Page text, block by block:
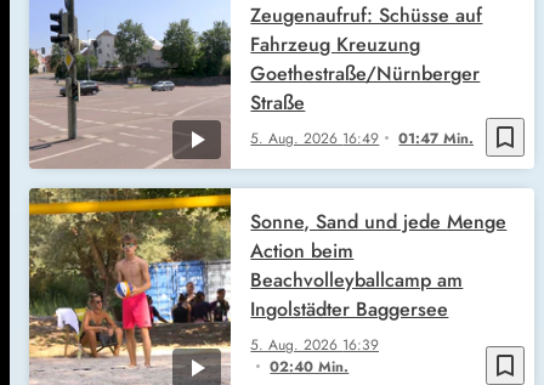
bookmark_border
5. Aug. 2026 16:49 01:47 Min.
Zeugenaufruf: Schüsse auf
Fahrzeug Kreuzung
Goethestraße/Nürnberger
Straße
bookmark_border
5. Aug. 2026 16:39
02:40 Min.
Sonne, Sand und jede Menge
Action beim
Beachvolleyballcamp am
Ingolstädter Baggersee